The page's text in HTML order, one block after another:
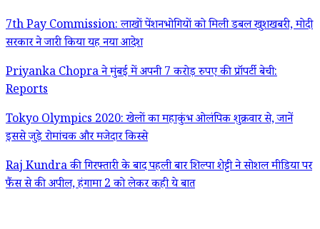
7th Pay Commission: लाखों पेंशनभोगियों को मिली डबल खुशखबरी, मोदी
सरकार ने जारी किया यह नया आदेश
Priyanka Chopra ने मुंबई में अपनी 7 करोड़ रुपए की प्रॉपर्टी बेची:
Reports
Tokyo Olympics 2020: खेलों का महाकुंभ ओलंपिक शुक्रवार से, जानें
इससे जुड़े रोमांचक और मजेदार किस्से
Raj Kundra की गिरफ्तारी के बाद पहली बार शिल्पा शेट्टी ने सोशल मीडिया पर
फैंस से की अपील, हंगामा 2 को लेकर कही ये बात